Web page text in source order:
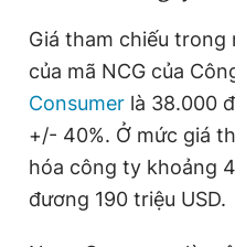
Tiện ích
Thông tin tòa soạn
Giá tham chiếu trong
của mã NCG của
Consumer là 38.000
+/- 40%. Ở mức giá
hóa công ty khoảng
đương 190 triệu USD.